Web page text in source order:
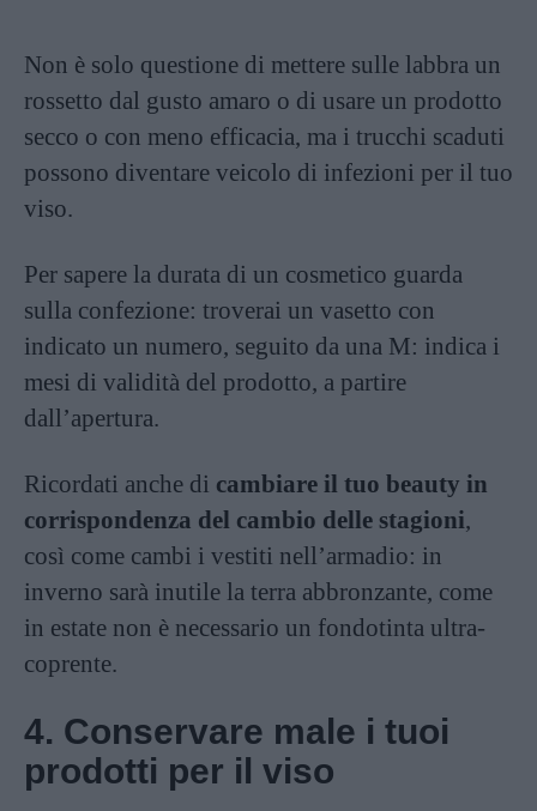
Non è solo questione di mettere sulle labbra un
rossetto dal gusto amaro o di usare un prodotto
secco o con meno efficacia, ma i trucchi scaduti
possono diventare veicolo di infezioni per il tuo
viso.
Per sapere la durata di un cosmetico guarda
sulla confezione: troverai un vasetto con
indicato un numero, seguito da una M: indica i
mesi di validità del prodotto, a partire
dall’apertura.
Ricordati anche di cambiare il tuo beauty in
corrispondenza del cambio delle stagioni,
così come cambi i vestiti nell’armadio: in
inverno sarà inutile la terra abbronzante, come
in estate non è necessario un fondotinta ultra-
coprente.
4. Conservare male i tuoi
prodotti per il viso